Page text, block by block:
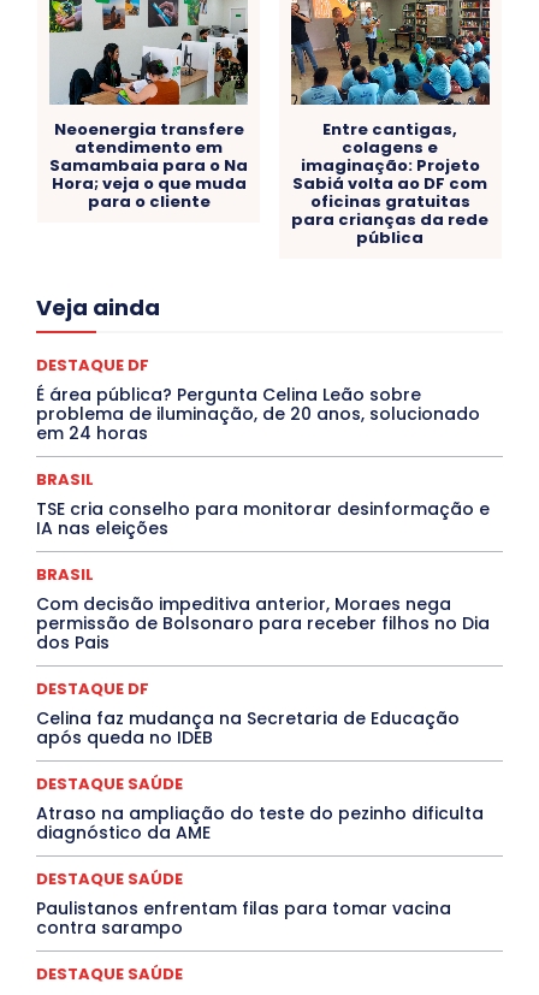
Neoenergia transfere
atendimento em
Samambaia para o Na
Hora; veja o que muda
para o cliente
Entre cantigas,
colagens e
imaginação: Projeto
Sabiá volta ao DF com
oficinas gratuitas
para crianças da rede
pública
Veja ainda
Acre
Congressuanas & Esplanadumas
Covid-19
Crônica Política Crônicas
Cultura e Tal
DANÇA Dengue
Denuncia
DESTAQUE BRASIL
DESTAQUE DF
DESTAQUE SAÚDE
DESTAQUES OUTROS
Especial
Espírito Santo ESPORTE
ESTÁGIO
EVENTOS
Febre Oropouche
FILMES
Goiás
Jogos Online
JUDICIÁRIO LITERATURA
Maranhão
Marburg
Mato Grosso
Mato Grosso do Sul
MEIO AMBIENTE
MÚSICA
O Plantonista Opinião Oropouche
Pará
Paraíba
PROCESSO SELETIVO
PUBLIEDITORIAL
QUALIFICAÇÃO PROFISSIONAL
RESIDÊNCIA
Santa Catarina
Saúde Agora
TÁ FROID?
TEATRO TECNOLOGIA
TIC TAC
Tocantins
DESTAQUE DF
É área pública? Pergunta Celina Leão sobre
problema de iluminação, de 20 anos, solucionado
em 24 horas
BRASIL
TSE cria conselho para monitorar desinformação e
IA nas eleições
BRASIL
Com decisão impeditiva anterior, Moraes nega
permissão de Bolsonaro para receber filhos no Dia
dos Pais
DESTAQUE DF
Celina faz mudança na Secretaria de Educação
após queda no IDEB
DESTAQUE SAÚDE
Atraso na ampliação do teste do pezinho dificulta
diagnóstico da AME
DESTAQUE SAÚDE
Paulistanos enfrentam filas para tomar vacina
contra sarampo
DESTAQUE SAÚDE